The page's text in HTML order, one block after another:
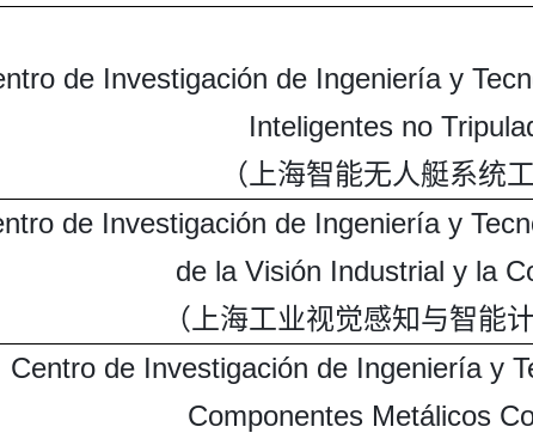
de Investigación de Ingeniería y
Inteligentes no
（上海智能无人艇系统
de Investigación de Ingeniería y
de la Visión Industrial y la
（上海工业视觉感知与智能
Centro de Investigación de Ingeniería y
Componentes Metálicos